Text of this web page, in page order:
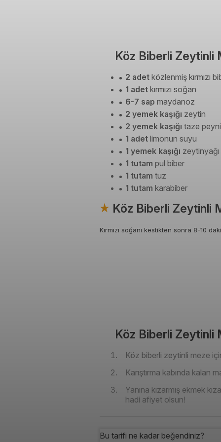
Köz Biberli Zeytinli
2 adet közlenmiş kırmızı
1 adet kırmızı soğan
6-7 sap maydanoz
2 yemek kaşığı zeytin
2 yemek kaşığı taze
1 adet limonun suyu
1 yemek kaşığı zeytinyağı
1 tutam pul biber
1 tutam tuz
1 tutam karabiber
Köz Biberli Zeytinli
Kırmızı soğanı kestikten sonra 8-10
Köz Biberli Zeytinli
Köz biberli zeytinli meze
Karıştırma kabında kalan
Yanına kızarmış ekmek
hadi afiyet olsun!
Bu tarifi ne kadar beğendiniz?